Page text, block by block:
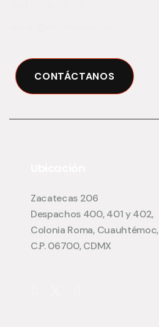
CONTÁCTANOS
Zacatecas 206
Despachos 400, 401 y 402,
Colonia Roma, Cuauhtémoc,
C.P. 06700, CDMX